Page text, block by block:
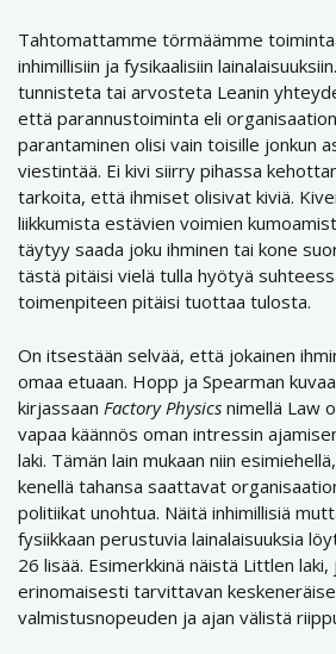
Tahtomattamme törmäämme
inhimillisiin ja fysikaalisiin
tunnisteta tai arvosteta Leanin
että parannustoiminta eli
parantaminen olisi vain toisille jonkun
viestintää. Ei kivi siirry pihassa
tarkoita, että ihmiset olisivat kiviä.
liikkumista estävien voimien
täytyy saada joku ihminen tai kone
tästä pitäisi vielä tulla hyötyä
toimenpiteen pitäisi tuottaa tulosta.
On itsestään selvää, että jokainen
omaa etuaan. Hopp ja Spearman
kirjassaan Factory Physics nimellä Law
vapaa käännös oman intressin
laki. Tämän lain mukaan niin
kenellä tahansa saattavat
politiikat unohtua. Näitä inhimillisiä
fysiikkaan perustuvia lainalaisuuksia
26 lisää. Esimerkkinä näistä Littlen laki,
erinomaisesti tarvittavan
valmistusnopeuden ja ajan välistä